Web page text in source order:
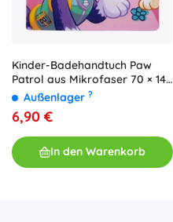
Kinder-Badehandtuch Paw
Patrol aus Mikrofaser 70 × 140
cmAußenlager ?
6,90 €
In den Warenkorb